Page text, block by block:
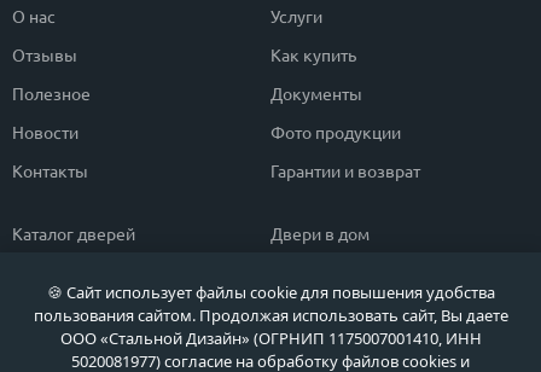
О нас
Отзывы
Полезное
Новости
Контакты
Услуги
Как купить
Документы
Фото продукции
Гарантии и возврат
Каталог дверей
Популярные двери
Быстрый подбор двери
Двери в дом
Двери в квартиру
Тамбурные двери
🍪 Сайт использует файлы cookie для повышения удобства
пользования сайтом. Продолжая использовать сайт, Вы даете
ООО «Стальной Дизайн» (ОГРНИП 1175007001410, ИНН
5020081977) согласие на обработку файлов cookies и